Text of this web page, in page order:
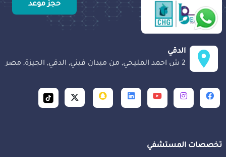
حجز موعد
الدقي
2 ش احمد المليحي, من ميدان فيني, الدقي, الجيزة, مصر
تخصصات المستشفي